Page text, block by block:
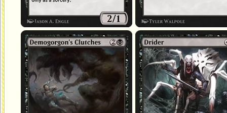
Emprise de Démogorgon Drider